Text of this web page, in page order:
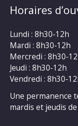
Horaires
Lundi : 8h30-12h
Mardi : 8h30-12h
Mercredi : 8h30-
Jeudi : 8h30-12h
Vendredi : 8h30-
Une permanence
mardis et jeudis